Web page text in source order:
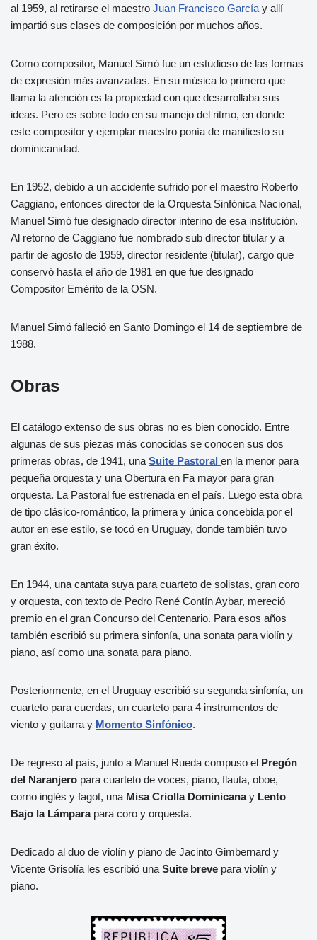
al 1959, al retirarse el maestro Juan Francisco García y allí
impartió sus clases de composición por muchos años.
Como compositor, Manuel Simó fue un estudioso de las formas
de expresión más avanzadas. En su música lo primero que
llama la atención es la propiedad con que desarrollaba sus
ideas. Pero es sobre todo en su manejo del ritmo, en donde
este compositor y ejemplar maestro ponía de manifiesto su
dominicanidad.
En 1952, debido a un accidente sufrido por el maestro Roberto
Caggiano, entonces director de la Orquesta Sinfónica Nacional,
Manuel Simó fue designado director interino de esa institución.
Al retorno de Caggiano fue nombrado sub­ director titular y a
partir de agosto de 1959, director residente (titular), cargo que
conservó hasta el año de 1981 en que fue designado
Compositor Emérito de la OSN.
Manuel Simó falleció en Santo Domingo el 14 de septiembre de
1988.
Obras
El catálogo extenso de sus obras no es bien conocido. Entre
algunas de sus piezas más conocidas se conocen sus dos
primeras obras, de 1941, una Suite Pastoral en la menor para
pequeña orquesta y una Obertura en Fa mayor para gran
orquesta. La Pastoral fue estrenada en el país. Luego esta obra
de tipo clásico-romántico, la primera y única concebida por el
autor en ese estilo, se tocó en Uruguay, donde también tuvo
gran éxito.
En 1944, una cantata suya para cuarteto de solistas, gran coro
y orquesta, con texto de Pedro René Contín Aybar, mereció
premio en el gran Concurso del Centenario. Para esos años
también escribió su primera sinfonía, una sonata para violín y
piano, así como una sonata para piano.
Posteriormente, en el Uruguay escribió su segunda sinfonía, un
cuarteto para cuerdas, un cuarteto para 4 instrumentos de
viento y guitarra y Momento Sinfónico.
De regreso al país, junto a Manuel Rueda compuso el Pregón
del Naranjero para cuarteto de voces, piano, flauta, oboe,
corno inglés y fagot, una Misa Criolla Dominicanay Lento
Bajo la Lámpara para coro y orquesta.
Dedicado al duo de violín y piano de Jacinto Gimbernard y
Vicente Grisolía les escribió una Suite breve para violín y
piano.